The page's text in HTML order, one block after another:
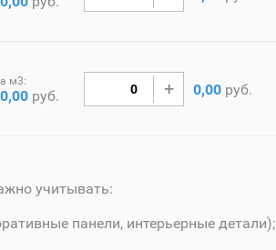
м3:
руб. 0,00 руб.
учитывать:
панели, интерьерные детали);